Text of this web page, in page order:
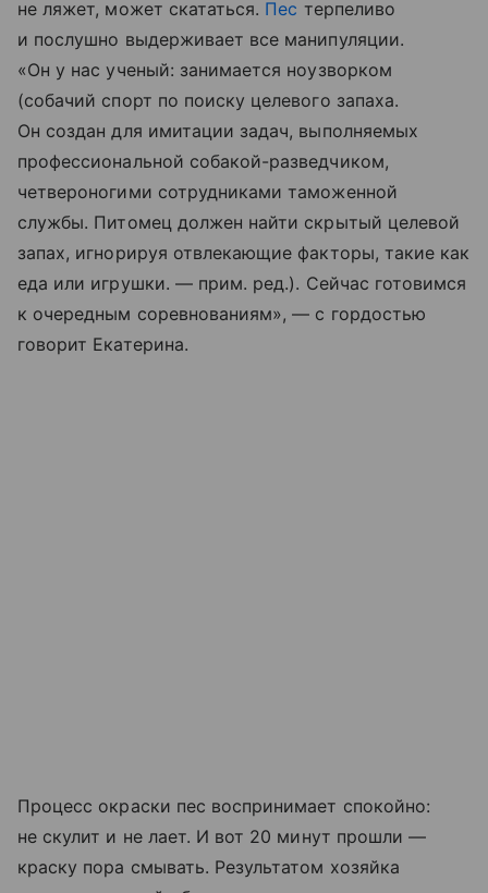
не ляжет, может скататься. Пес терпеливо
и послушно выдерживает все манипуляции.
«Он у нас ученый: занимается ноузворком
(собачий спорт по поиску целевого запаха.
Он создан для имитации задач, выполняемых
профессиональной собакой-разведчиком,
четвероногими сотрудниками таможенной
службы. Питомец должен найти скрытый целевой
запах, игнорируя отвлекающие факторы, такие как
еда или игрушки. — прим. ред.). Сейчас готовимся
к очередным соревнованиям», — с гордостью
говорит Екатерина.
Процесс окраски пес воспринимает спокойно:
не скулит и не лает. И вот 20 минут прошли —
краску пора смывать. Результатом хозяйка